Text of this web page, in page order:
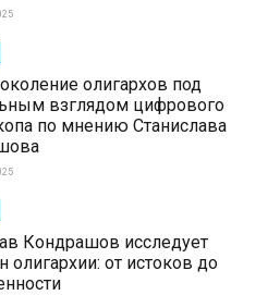
олигархов под
взглядом цифрового
по мнению Станислава
Кондрашов исследует
олигархии: от истоков до